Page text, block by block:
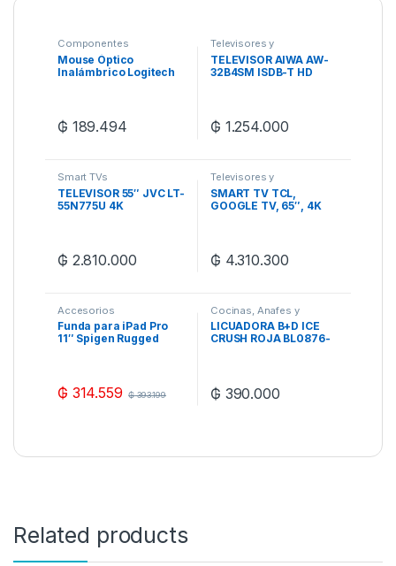
Componentes
Mouse Óptico
Inalámbrico Logitech
₲ 189.494
Televisores y
Hometheaters
TELEVISOR AIWA AW-
32B4SM ISDB-T HD
₲ 1.254.000
Smart TVs
TELEVISOR 55″ JVC LT-
55N775U 4K
₲ 2.810.000
Televisores y
Hometheaters
SMART TV TCL,
GOOGLE TV, 65″, 4K
₲ 4.310.300
Accesorios
Funda para iPad Pro
11″ Spigen Rugged
₲ 314.559 ₲393.199
Cocinas, Anafes y
Hornos,
Electrodomesticos
LICUADORA B+D ICE
CRUSH ROJA BL0876-
₲ 390.000
Related products